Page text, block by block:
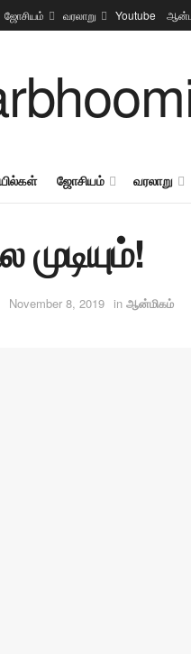
ஜோசியம் வரலாறு Youtube
ஜோசியம் வரலாறு
November 8, 2019 in ஆன்மிகம்